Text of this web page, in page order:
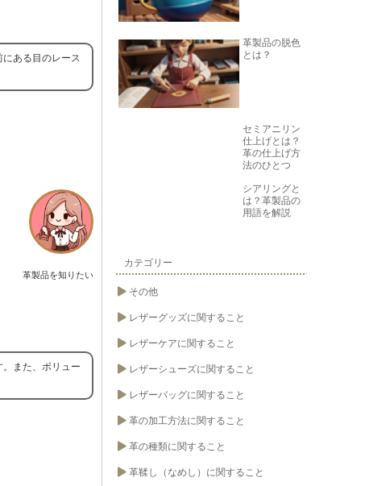
ある目のレース
革製品を知りたい
また、ボリュー
革製品の脱色
とは？
セミアニリン
仕上げとは？
革の仕上げ方
法のひとつ
シアリングと
は？革製品の
用語を解説
カテゴリー
その他
レザーグッズに関すること
レザーケアに関すること
レザーシューズに関すること
レザーバッグに関すること
革の加工方法に関すること
革の種類に関すること
革鞣し（なめし）に関すること